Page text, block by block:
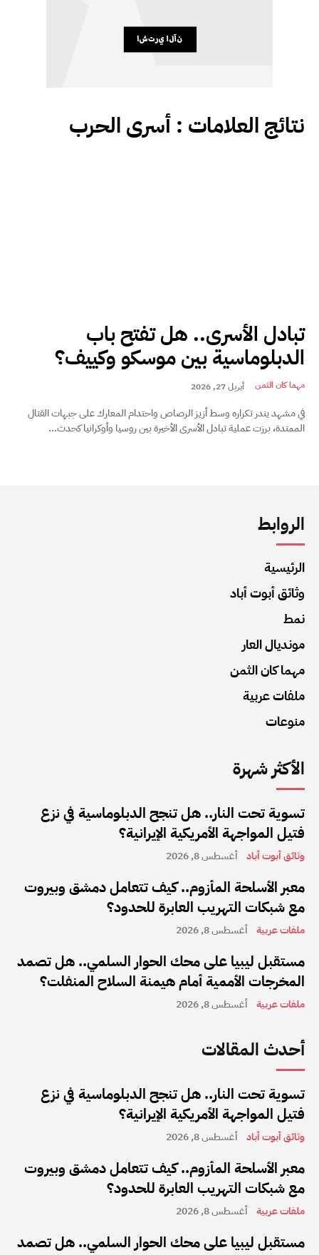
نتائج العلامات : أسرى الحرب
تبادل الأسرى.. هل تفتح باب
الدبلوماسية بين موسكو وكييف؟
مهما كان الثمن أبريل 27, 2026
في مشهد يندر تكراره وسط أزيز الرصاص واحتدام المعارك على جبهات القتال
الممتدة، برزت عملية تبادل الأسرى الأخيرة بين روسيا وأوكرانيا كحدث...
الروابط
الرئيسية
وثائق أبوت أباد
نمط
مونديال العار
مهما كان الثمن
ملفات عربية
منوعات
الأكثر شهرة
تسوية تحت النار.. هل تنجح الدبلوماسية في نزع
فتيل المواجهة الأمريكية الإيرانية؟
وثائق أبوت أباد أغسطس 8, 2026
معبر الأسلحة المأزوم.. كيف تتعامل دمشق وبيروت
مع شبكات التهريب العابرة للحدود؟
ملفات عربية أغسطس 8, 2026
مستقبل ليبيا على محك الحوار السلمي.. هل تصمد
المخرجات الأممية أمام هيمنة السلاح المنفلت؟
ملفات عربية أغسطس 8, 2026
أحدث المقالات
تسوية تحت النار.. هل تنجح الدبلوماسية في نزع
فتيل المواجهة الأمريكية الإيرانية؟
وثائق أبوت أباد أغسطس 8, 2026
معبر الأسلحة المأزوم.. كيف تتعامل دمشق وبيروت
مع شبكات التهريب العابرة للحدود؟
ملفات عربية أغسطس 8, 2026
مستقبل ليبيا على محك الحوار السلمي.. هل تصمد